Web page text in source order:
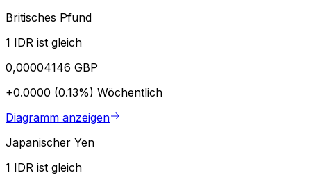
Britisches Pfund
1 IDR ist gleich
0,00004146 GBP
+0.0000 (0.13%) Wöchentlich
Diagramm anzeigen
Japanischer Yen
1 IDR ist gleich